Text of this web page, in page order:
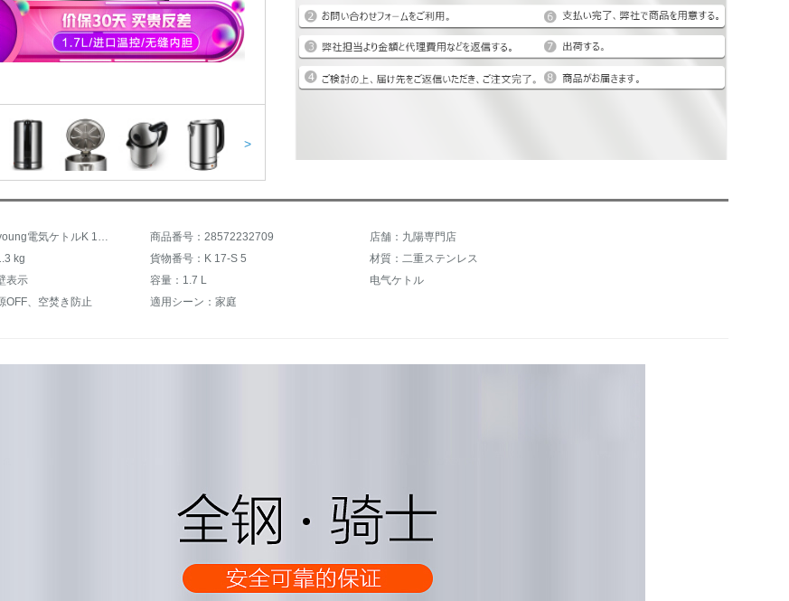
>
商品名称：Joyoung電気ケトルK 17-S 5湯炊飯器食品級304ステンレスシームレス内胆1.7 L 商品番号：28572232709
店舗：九陽専門店
kg
貨物番号：K 17-S 5
材質：二重ステンレス
表示
容量：1.7 L
电气ケトル
OFF、空焚き防止
適用シーン：家庭